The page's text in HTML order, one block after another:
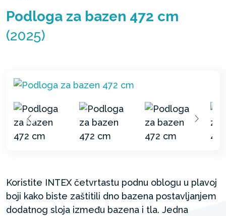
Podloga za bazen 472 cm
(2025)
Koristite INTEX četvrtastu podnu oblogu u plavoj
boji kako biste zaštitili dno bazena postavljanjem
dodatnog sloja između bazena i tla. Jedna